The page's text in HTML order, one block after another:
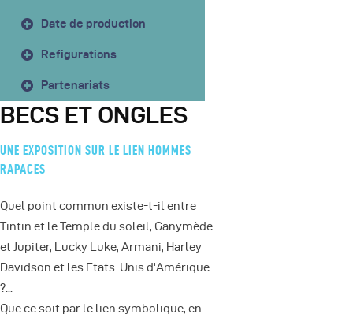
Date de production
Refigurations
Partenariats
BECS ET ONGLES
UNE EXPOSITION SUR LE LIEN HOMMES
RAPACES
Quel point commun existe-t-il entre
Tintin et le Temple du soleil, Ganymède
et Jupiter, Lucky Luke, Armani, Harley
Davidson et les Etats-Unis d'Amérique
?...
Que ce soit par le lien symbolique, en